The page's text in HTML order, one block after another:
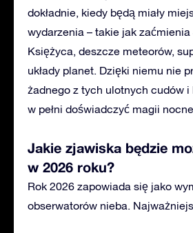
dokładnie, kiedy będą miały
wydarzenia – takie jak zaćmienia
Księżyca, deszcze meteorów,
układy planet. Dzięki niemu nie
żadnego z tych ulotnych cudów
w pełni doświadczyć magii
Jakie zjawiska będzie
w 2026 roku?
Rok 2026 zapowiada się jako
obserwatorów nieba.